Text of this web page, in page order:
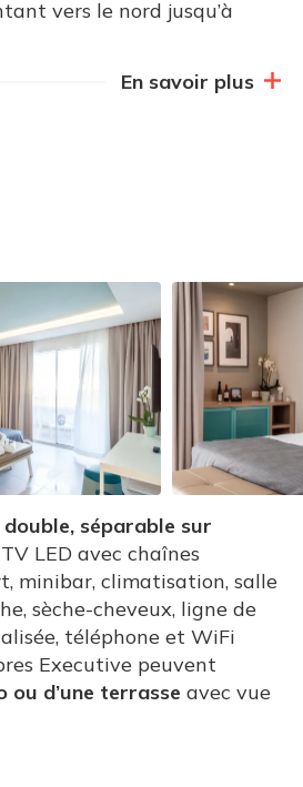
vers le nord jusqu’à
En savoir plus
double, séparable sur
LED avec chaînes
minibar, climatisation, salle
sèche-cheveux, ligne de
téléphone et WiFi
Executive peuvent
ou d’une terrasse avec vue